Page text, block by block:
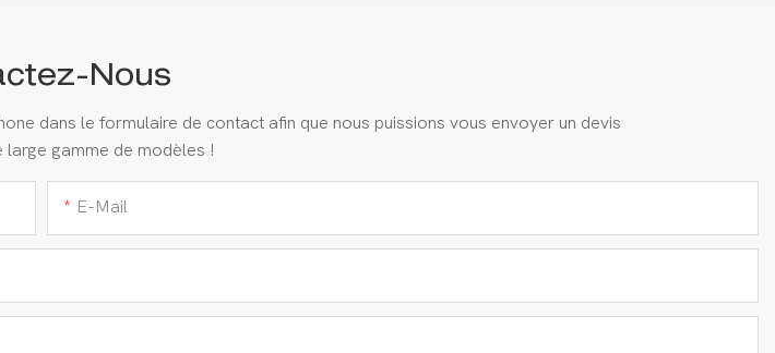
Nous
dans le formulaire de contact afin que nous puissions vous envoyer un devis
large gamme de modèles !
E-Mail